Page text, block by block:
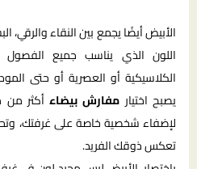
الأبيض أيضًا يجمع بين النقاء والرقي،
اللون الذي يناسب جميع الفصول
الكلاسيكية أو العصرية أو حتى
يصبح اختيار مفارش بيضاءأكثر من
لإضفاء شخصية خاصة على غرفتك،
تعكس ذوقك الفريد.